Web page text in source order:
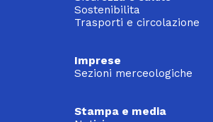
Sostenibilita
Trasporti e circolazione
Imprese
Sezioni merceologiche
Stampa e media